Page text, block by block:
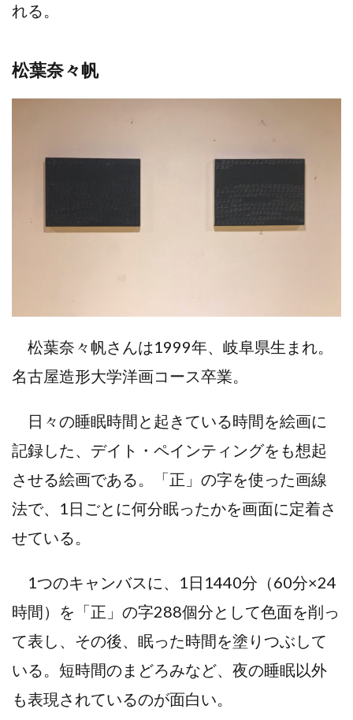
れる。
松葉奈々帆
松葉奈々帆さんは1999年、岐阜県生まれ。
名古屋造形大学洋画コース卒業。
日々の睡眠時間と起きている時間を絵画に
記録した、デイト・ペインティングをも想起
させる絵画である。「正」の字を使った画線
法で、1日ごとに何分眠ったかを画面に定着さ
せている。
1つのキャンバスに、1日1440分（60分×24
時間）を「正」の字288個分として色面を削っ
て表し、その後、眠った時間を塗りつぶして
いる。短時間のまどろみなど、夜の睡眠以外
も表現されているのが面白い。